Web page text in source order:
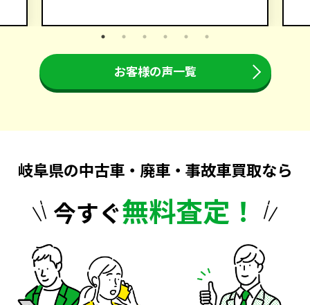
お客様の声一覧
岐阜県の中古車・廃車・事故車買取なら
今すぐ無料査定！